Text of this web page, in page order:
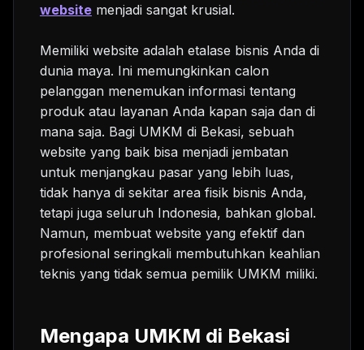
website menjadi sangat krusial.
Memiliki website adalah etalase bisnis Anda di
dunia maya. Ini memungkinkan calon
pelanggan menemukan informasi tentang
produk atau layanan Anda kapan saja dan di
mana saja. Bagi UMKM di Bekasi, sebuah
website yang baik bisa menjadi jembatan
untuk menjangkau pasar yang lebih luas,
tidak hanya di sekitar area fisik bisnis Anda,
tetapi juga seluruh Indonesia, bahkan global.
Namun, membuat website yang efektif dan
profesional seringkali membutuhkan keahlian
teknis yang tidak semua pemilik UMKM miliki.
Mengapa UMKM di Bekasi